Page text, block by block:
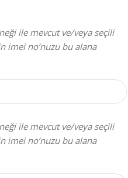
ile mevcut ve/veya seçili
imei no’nuzu bu alana
ile mevcut ve/veya seçili
imei no’nuzu bu alana